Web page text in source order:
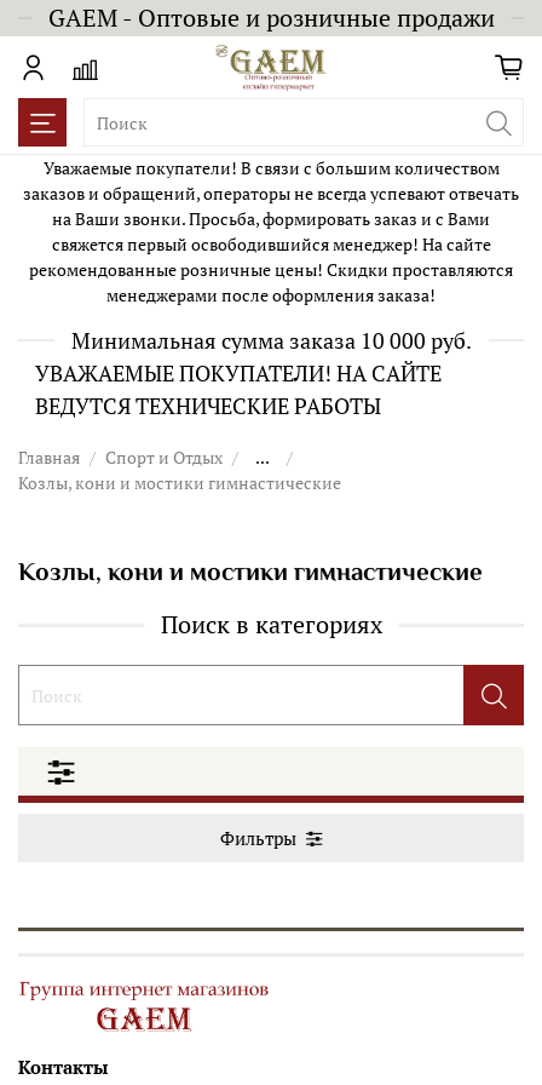
GAEM - Оптовые и розничные продажи
Уважаемые покупатели! В связи с большим количеством
заказов и обращений, операторы не всегда успевают отвечать
на Ваши звонки. Просьба, формировать заказ и с Вами
свяжется первый освободившийся менеджер! На сайте
рекомендованные розничные цены! Скидки проставляются
менеджерами после оформления заказа!
Минимальная сумма заказа 10 000 руб.
УВАЖАЕМЫЕ ПОКУПАТЕЛИ! НА САЙТЕ
ВЕДУТСЯ ТЕХНИЧЕСКИЕ РАБОТЫ
Главная Спорт и Отдых
...
Козлы, кони и мостики гимнастические
Козлы, кони и мостики гимнастические
Поиск в категориях
Фильтры
Контакты